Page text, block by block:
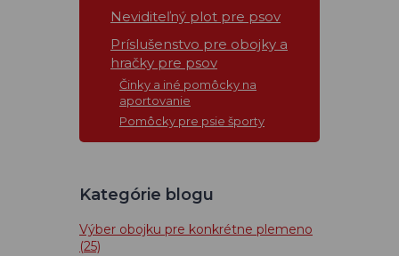
Neviditeľný plot pre psov
Príslušenstvo pre obojky a
hračky pre psov
Činky a iné pomôcky na
aportovanie
Pomôcky pre psie športy
Kategórie blogu
Výber obojku pre konkrétne plemeno
(25)